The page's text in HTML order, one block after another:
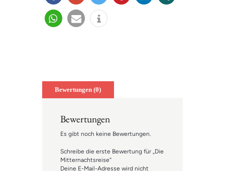
teilen teilen twitter
Bewertungen (0)
Bewertungen
Es gibt noch keine Bewertungen.
Schreibe die erste Bewertung für „Die
Mitternachtsreise“
Deine E-Mail-Adresse wird nicht